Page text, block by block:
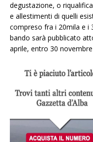
degustazione, o
e allestimenti di quelli
compreso fra i 20mila e i
bando sarà pubblicato
aprile, entro 30